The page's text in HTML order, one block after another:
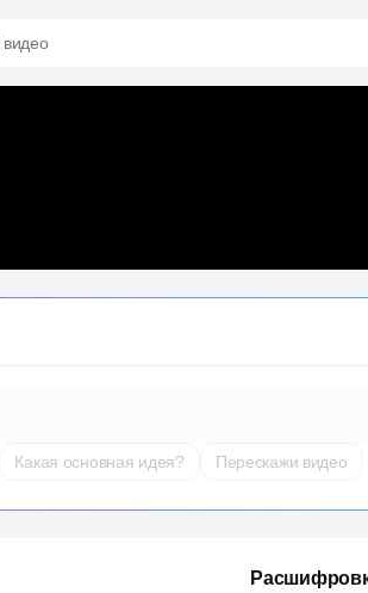
видео
Какая основная идея? Перескажи видео